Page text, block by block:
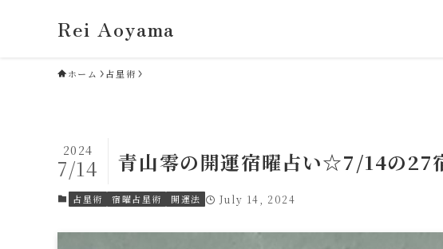
Rei Aoyama
ホーム 占星術
青山零の開運宿曜占い☆7/14の27
2024
7/14
占星術 宿曜占星術 開運法 July 14, 2024